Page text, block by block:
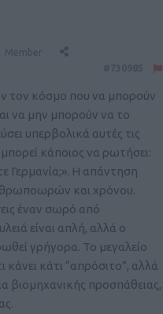
Member
τον κόσμο που να μπορούν
να μην μπορούν να το
υπερβολικά αυτές τις
κάποιος να ρωτήσει:
Γερμανία;». Η απάντηση
και χρόνου.
έναν σωρό από
είναι απλή, αλλά ο
γρήγορα. Το μεγαλείο
κάνει κάτι “απρόσιτο”, αλλά
βιομηχανικής προσπάθειας,